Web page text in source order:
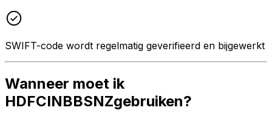
SWIFT-code wordt regelmatig geverifieerd en bijgewerkt
Wanneer moet ik
HDFCINBBSNZgebruiken?